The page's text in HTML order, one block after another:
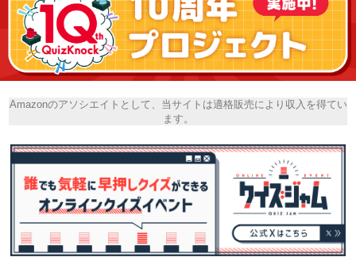
Amazonのアソシエイトとして、当サイトは適格販売により収入を得てい
ます。